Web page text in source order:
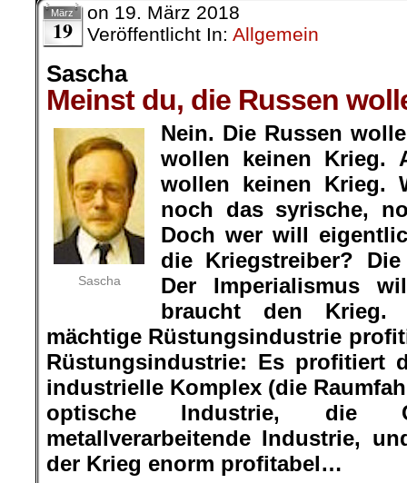
März
19
on 19. März 2018
Veröffentlicht In: Allgemein
Sascha
Meinst du, die Russen
Sascha
Nein. Die Russen
wollen keinen Krieg.
wollen keinen Krieg.
noch das syrische,
Doch wer will
die Kriegstreiber?
Der Imperialismus
braucht den
mächtige Rüstungsindustrie
Rüstungsindustrie: Es profitiert
industrielle Komplex (die
optische Industrie, die
metallverarbeitende Industrie,
der Krieg enorm profitabel…